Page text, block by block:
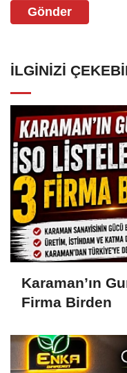
Gönder
İLGINIZI
Karaman’ın
Firma Birden